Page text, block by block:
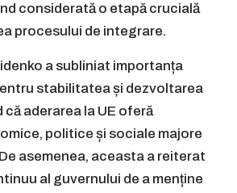
considerată o etapă crucială
procesului de integrare.
a subliniat importanța
stabilitatea și dezvoltarea
că aderarea la UE oferă
politice și sociale majore
asemenea, aceasta a reiterat
al guvernului de a menține